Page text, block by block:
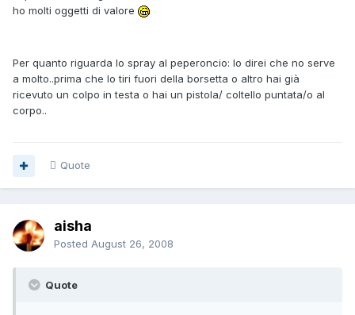
ho molti oggetti di valore
Per quanto riguarda lo spray al peperoncio: Io direi che no serve
a molto..prima che lo tiri fuori della borsetta o altro hai già
ricevuto un colpo in testa o hai un pistola/ coltello puntata/o al
corpo..
Quote
aisha
Posted August 26, 2008
Quote